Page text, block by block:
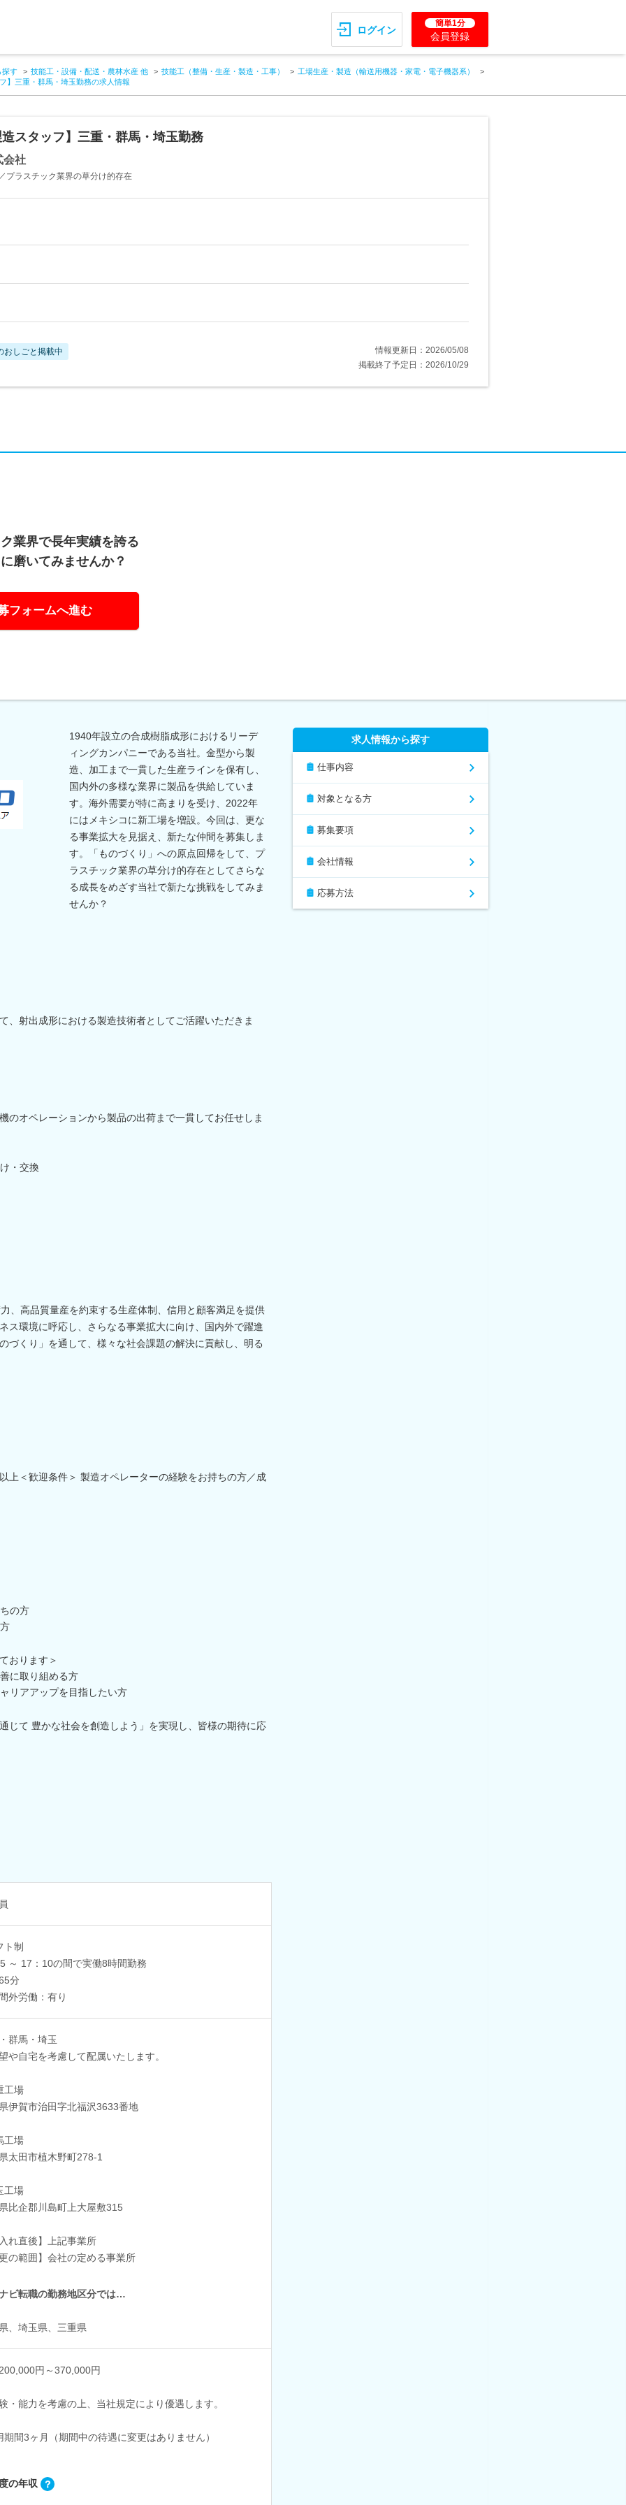
ログイン
簡単1分
会員登録
探す 技能工・設備・配送・農林水産 他 技能工（整備・生産・製造・工事）
工場生産・製造（輸送用機器・家電・電子機器系）
】三重・群馬・埼玉勤務の求人情報
スタッフ】三重・群馬・埼玉勤務
会社
プラスチック業界の草分け的存在
おしごと掲載中
情報更新日：2026/05/08
掲載終了予定日：2026/10/29
業界で長年実績を誇る
磨いてみませんか？
フォームへ進む
1940年設立の合成樹脂成形におけるリーデ
ィングカンパニーである当社。金型から製
造、加工まで一貫した生産ラインを保有し、
国内外の多様な業界に製品を供給していま
す。海外需要が特に高まりを受け、2022年
にはメキシコに新工場を増設。今回は、更な
る事業拡大を見据え、新たな仲間を募集しま
す。「ものづくり」への原点回帰をして、プ
ラスチック業界の草分け的存在としてさらな
る成長をめざす当社で新たな挑戦をしてみま
せんか？
、射出成形における製造技術者としてご活躍いただきま
のオペレーションから製品の出荷まで一貫してお任せしま
・交換
、高品質量産を約束する生産体制、信用と顧客満足を提供
ス環境に呼応し、さらなる事業拡大に向け、国内外で躍進
づくり」を通して、様々な社会課題の解決に貢献し、明る
上＜歓迎条件＞ 製造オペレーターの経験をお持ちの方／成
の方
おります＞
に取り組める方
リアアップを目指したい方
じて 豊かな社会を創造しよう」を実現し、皆様の期待に応
ト制
～ 17：10の間で実働8時間勤務
分
外労働：有り
群馬・埼玉
や自宅を考慮して配属いたします。
工場
伊賀市治田字北福沢3633番地
工場
太田市植木野町278-1
工場
比企郡川島町上大屋敷315
れ直後】上記事業所
の範囲】会社の定める事業所
ビ転職の勤務地区分では…
、埼玉県、三重県
円～370,000円
・能力を考慮の上、当社規定により優遇します。
期間3ヶ月（期間中の待遇に変更はありません）
の年収
求人情報から探す
仕事内容
対象となる方
募集要項
会社情報
応募方法